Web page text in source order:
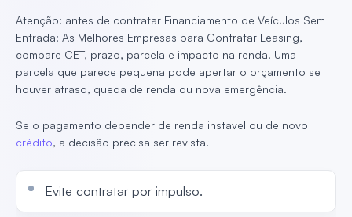
Atenção: antes de contratar Financiamento de Veículos Sem
Entrada: As Melhores Empresas para Contratar Leasing,
compare CET, prazo, parcela e impacto na renda. Uma
parcela que parece pequena pode apertar o orçamento se
houver atraso, queda de renda ou nova emergência.
Se o pagamento depender de renda instavel ou de novo
crédito, a decisão precisa ser revista.
Evite contratar por impulso.